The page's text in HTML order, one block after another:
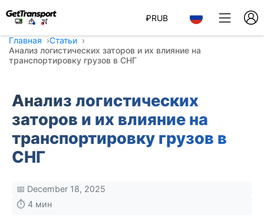
₽RUB
Главная
Статьи
Анализ логистических заторов и их влияние на
транспортировку грузов в СНГ
Анализ логистических
заторов и их влияние на
транспортировку грузов в
СНГ
📅 December 18, 2025
⏱️ 4 мин